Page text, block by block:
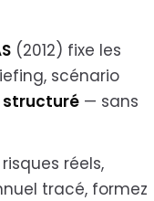
(2012) fixe les
scénario
structuré — sans
réels,
tracé, formez